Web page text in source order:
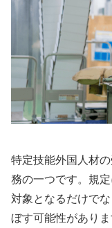
特定技能外国人材
務の一つです。規
対象となるだけで
ぼす可能性があり